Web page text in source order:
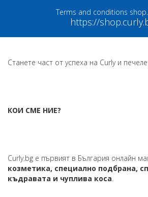
Terms and conditions
https://
Станете част от успеха на Curly и
КОИ СМЕ НИЕ?
Curly.bg е първият в България онлайн
козметика, специално подбрана,
къдравата и чуплива коса.